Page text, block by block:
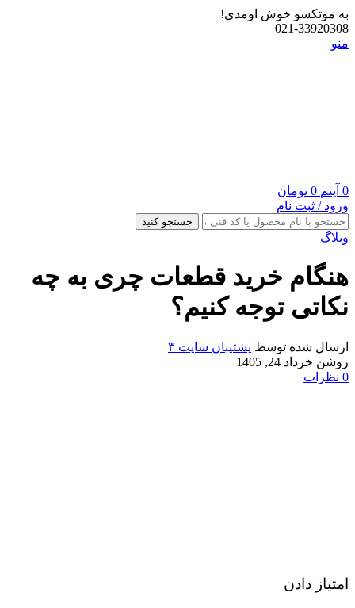
به موتکسو خوش اومدی!
021-33920308
منو
0 آیتم 0 تومان
ورود / ثبت نام
جستجو کنید
وبلاگ
هنگام خرید قطعات چری به چه
نکاتی توجه کنیم؟
ارسال شده توسط پشتیبان سایت ۳
روشن خرداد 24, 1405
0 نظرات
امتیاز دادن